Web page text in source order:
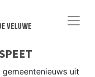
veluwe
uit